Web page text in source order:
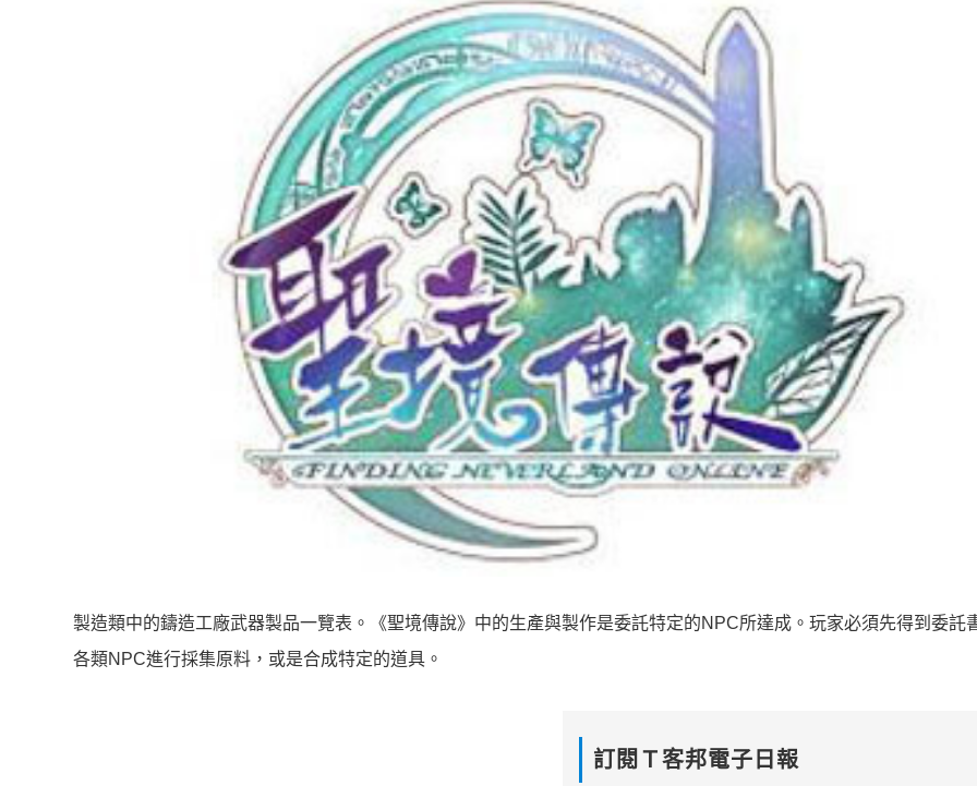
製造類中的鑄造工廠武器製品一覽表。《聖境傳說》中的生產與製作是委託特定的NPC所達成。玩家必須先得到委託
各類NPC進行採集原料，或是合成特定的道具。
訂閱Ｔ客邦電子日報